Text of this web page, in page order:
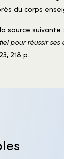
du corps
source suivante :
pour réussir ses
218 p.